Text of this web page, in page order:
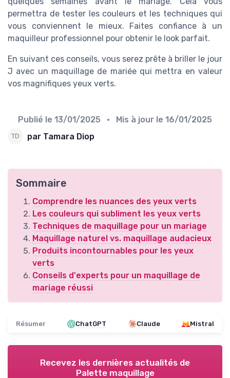
permettra de tester les couleurs et les techniques qui
vous conviennent le mieux. Faites confiance à un
maquilleur professionnel pour obtenir le look parfait.
En suivant ces conseils, vous serez prête à briller le jour
J avec un maquillage de mariée qui mettra en valeur
vos magnifiques yeux verts.
Publié le 13/01/2025 • Mis à jour le 16/01/2025
par Tamara Diop
Sommaire
Comprendre les nuances des yeux verts
Les couleurs qui subliment les yeux verts
Techniques de maquillage pour un mariage
Maquillage naturel vs. maquillage audacieux
Produits incontournables pour les yeux
verts
Conseils d'experts pour un maquillage de
mariage réussi
Résumer ChatGPT Claude Mistral
Recevez les dernières actualités de
Palette maquillage